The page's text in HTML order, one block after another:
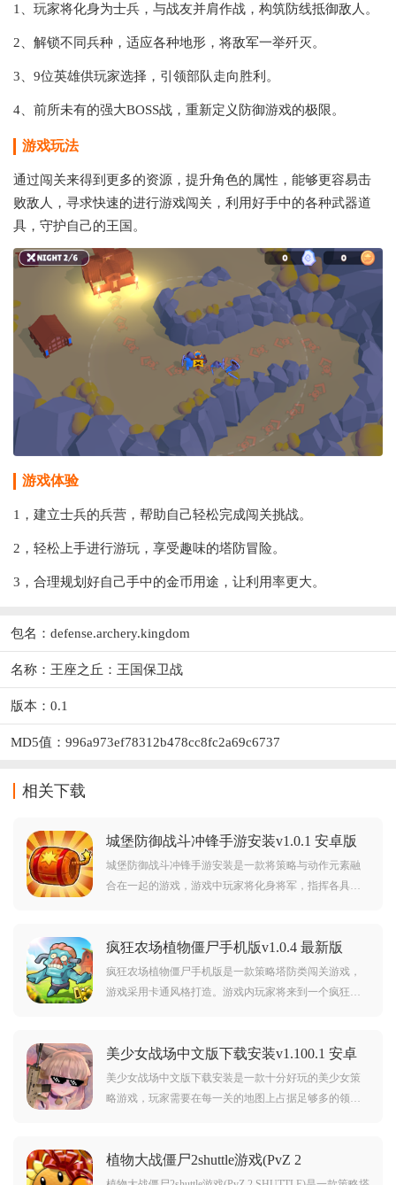
1、玩家将化身为士兵，与战友并肩作战，构筑防线抵御敌人。
2、解锁不同兵种，适应各种地形，将敌军一举歼灭。
3、9位英雄供玩家选择，引领部队走向胜利。
4、前所未有的强大BOSS战，重新定义防御游戏的极限。
游戏玩法
通过闯关来得到更多的资源，提升角色的属性，能够更容易击
败敌人，寻求快速的进行游戏闯关，利用好手中的各种武器道
具，守护自己的王国。
游戏体验
1，建立士兵的兵营，帮助自己轻松完成闯关挑战。
2，轻松上手进行游玩，享受趣味的塔防冒险。
3，合理规划好自己手中的金币用途，让利用率更大。
包名：defense.archery.kingdom
名称：王座之丘：王国保卫战
版本：0.1
MD5值：996a973ef78312b478cc8fc2a69c6737
相关下载
城堡防御战斗冲锋手游安装v1.0.1 安卓版
城堡防御战斗冲锋手游安装是一款将策略与动作元素融
合在一起的游戏，游戏中玩家将化身将军，指挥各具特
同时不断强化士兵与城防。从弓箭手的远程狙击到骑士
的近战冲锋，再到法师的神秘法术，各类士兵都由玩家
安排，应对不
疯狂农场植物僵尸手机版v1.0.4 最新版
疯狂农场植物僵尸手机版是一款策略塔防类闯关游戏，
游戏采用卡通风格打造。游戏内玩家将来到一个疯狂的
版感兴趣的玩家不要错过，赶紧点击下载开始游玩吧。
美少女战场中文版下载安装v1.100.1 安卓
版
美少女战场中文版下载安装是一款十分好玩的美少女策
略游戏，玩家需要在每一关的地图上占据足够多的领
一个敌人，每一张地图风格都不一样，游戏采用了真实
的物理引擎，游戏中的枪声和爆破声都更加的真实。
植物大战僵尸2shuttle游戏(PvZ 2
SHUTTLE)v25.3.6 最新版